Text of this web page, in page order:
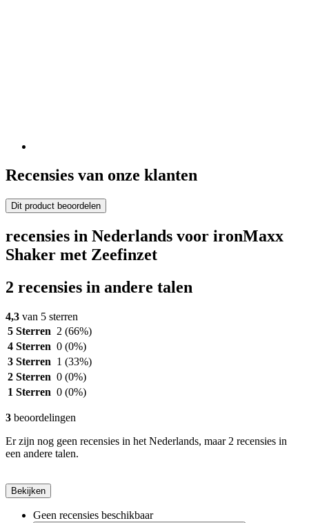
Recensies van onze klanten
Dit product beoordelen
recensies in Nederlands voor ironMaxx
Shaker met Zeefinzet
2 recensies in andere talen
4,3 van 5 sterren
5 Sterren 2 (66%)
4 Sterren 0 (0%)
3 Sterren 1 (33%)
2 Sterren 0 (0%)
1 Sterren 0 (0%)
3 beoordelingen
Er zijn nog geen recensies in het Nederlands, maar 2 recensies in
een andere talen.
Bekijken
Geen recensies beschikbaar